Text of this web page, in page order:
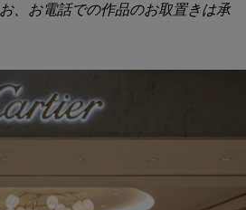
、お電話での作品のお取置きは承